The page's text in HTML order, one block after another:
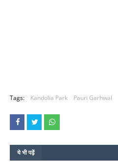
Tags: Kandolia Park Pauri Garhwal
ये भी पढ़ें